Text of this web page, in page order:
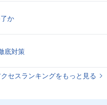
か
底対策
セスランキングをもっと見る